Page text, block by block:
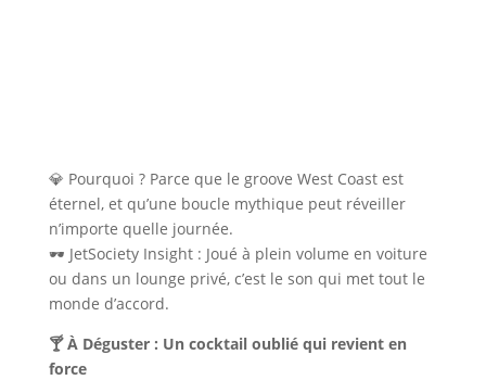
💎 Pourquoi ? Parce que le groove West Coast est
éternel, et qu’une boucle mythique peut réveiller
n’importe quelle journée.
🕶 JetSociety Insight : Joué à plein volume en voiture
ou dans un lounge privé, c’est le son qui met tout le
monde d’accord.
🍸 À Déguster : Un cocktail oublié qui revient en
force